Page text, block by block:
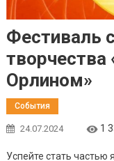
Фестиваль
Орлином»
События
24.07.2024 1
Успейте стать частью